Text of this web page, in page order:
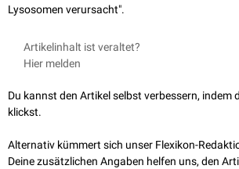
Lysosomen verursacht".
Artikelinhalt ist veraltet?
Hier melden
Du kannst den Artikel selbst verbessern, indem
klickst.
Alternativ kümmert sich unser Flexikon-
Deine zusätzlichen Angaben helfen uns, den